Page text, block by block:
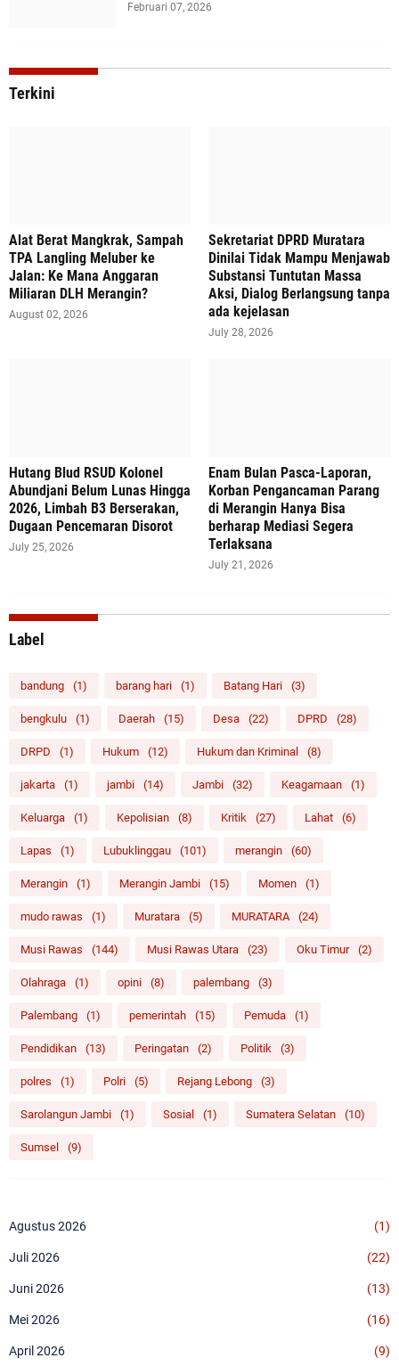
Februari 07, 2026
Terkini
Alat Berat Mangkrak, Sampah
TPA Langling Meluber ke
Jalan: Ke Mana Anggaran
Miliaran DLH Merangin?
August 02, 2026
Sekretariat DPRD Muratara
Dinilai Tidak Mampu Menjawab
Substansi Tuntutan Massa
Aksi, Dialog Berlangsung tanpa
ada kejelasan
July 28, 2026
‎Hutang Blud RSUD Kolonel
Abundjani Belum Lunas Hingga
2026, Limbah B3 Berserakan,
Dugaan Pencemaran Disorot
July 25, 2026
Enam Bulan Pasca-Laporan,
Korban Pengancaman Parang
di Merangin Hanya Bisa
berharap Mediasi Segera
Terlaksana
July 21, 2026
Label
bandung (1) barang hari (1) Batang Hari (3)
bengkulu (1) Daerah (15) Desa (22) DPRD (28)
DRPD (1) Hukum (12) Hukum dan Kriminal (8)
jakarta (1) jambi (14) Jambi (32) Keagamaan (1)
Keluarga (1) Kepolisian (8) Kritik (27) Lahat (6)
Lapas (1) Lubuklinggau (101) merangin (60)
Merangin (1) Merangin Jambi (15) Momen (1)
mudo rawas (1) Muratara (5) MURATARA (24)
Musi Rawas (144) Musi Rawas Utara (23) Oku Timur (2)
Olahraga (1) opini (8) palembang (3)
Palembang (1) pemerintah (15) Pemuda (1)
Pendidikan (13) Peringatan (2) Politik (3)
polres (1) Polri (5) Rejang Lebong (3)
Sarolangun Jambi (1) Sosial (1) Sumatera Selatan (10)
Sumsel (9)
Agustus 2026 (1)
Juli 2026 (22)
Juni 2026 (13)
Mei 2026 (16)
April 2026 (9)